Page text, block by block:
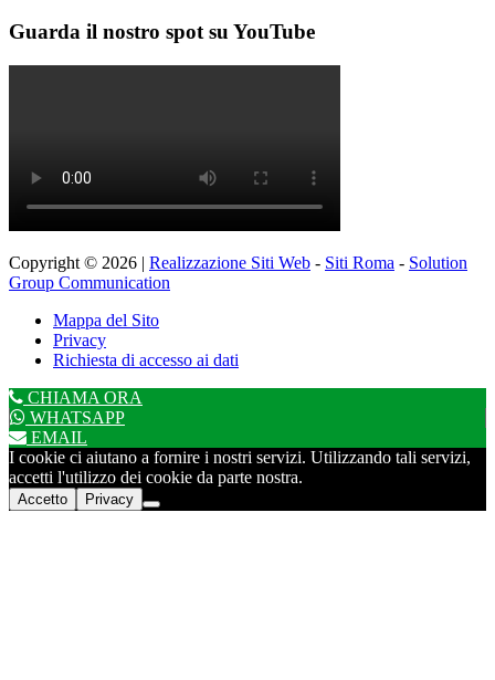
Guarda il nostro spot su YouTube
Copyright © 2026 | Realizzazione Siti Web - Siti Roma - Solution
Group Communication
Mappa del Sito
Privacy
Richiesta di accesso ai dati
CHIAMA ORA
WHATSAPP
EMAIL
I cookie ci aiutano a fornire i nostri servizi. Utilizzando tali servizi,
accetti l'utilizzo dei cookie da parte nostra.
Accetto Privacy